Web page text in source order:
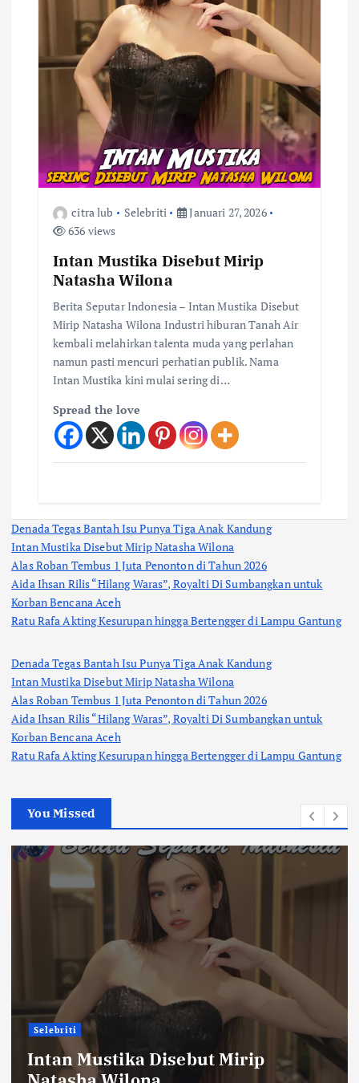
citra lub Selebriti
Januari 27, 2026
636 views
Intan Mustika Disebut Mirip
Natasha Wilona
Berita Seputar Indonesia – Intan Mustika Disebut
Mirip Natasha Wilona Industri hiburan Tanah Air
kembali melahirkan talenta muda yang perlahan
namun pasti mencuri perhatian publik. Nama
Intan Mustika kini mulai sering di…
Spread the love
Denada Tegas Bantah Isu Punya Tiga Anak Kandung
Intan Mustika Disebut Mirip Natasha Wilona
Alas Roban Tembus 1 Juta Penonton di Tahun 2026
Aida Ihsan Rilis “Hilang Waras”, Royalti Di Sumbangkan untuk
Korban Bencana Aceh
Ratu Rafa Akting Kesurupan hingga Bertengger di Lampu Gantung
Denada Tegas Bantah Isu Punya Tiga Anak Kandung
Intan Mustika Disebut Mirip Natasha Wilona
Alas Roban Tembus 1 Juta Penonton di Tahun 2026
Aida Ihsan Rilis “Hilang Waras”, Royalti Di Sumbangkan untuk
Korban Bencana Aceh
Ratu Rafa Akting Kesurupan hingga Bertengger di Lampu Gantung
You Missed
Selebriti
Intan Mustika Disebut Mirip